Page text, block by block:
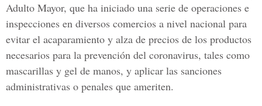
Adulto Mayor, que ha iniciado una serie de operaciones e
inspecciones en diversos comercios a nivel nacional para
evitar el acaparamiento y alza de precios de los productos
necesarios para la prevención del coronavirus, tales como
mascarillas y gel de manos, y aplicar las sanciones
administrativas o penales que ameriten.